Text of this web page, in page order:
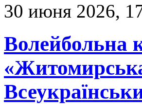
30 июня 2026,
Волейбольна
«Житомирська